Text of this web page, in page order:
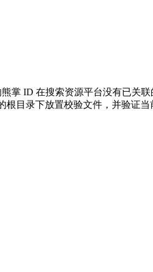
掌 ID 在搜索资源平台没有已关
根目录下放置校验文件，并验证